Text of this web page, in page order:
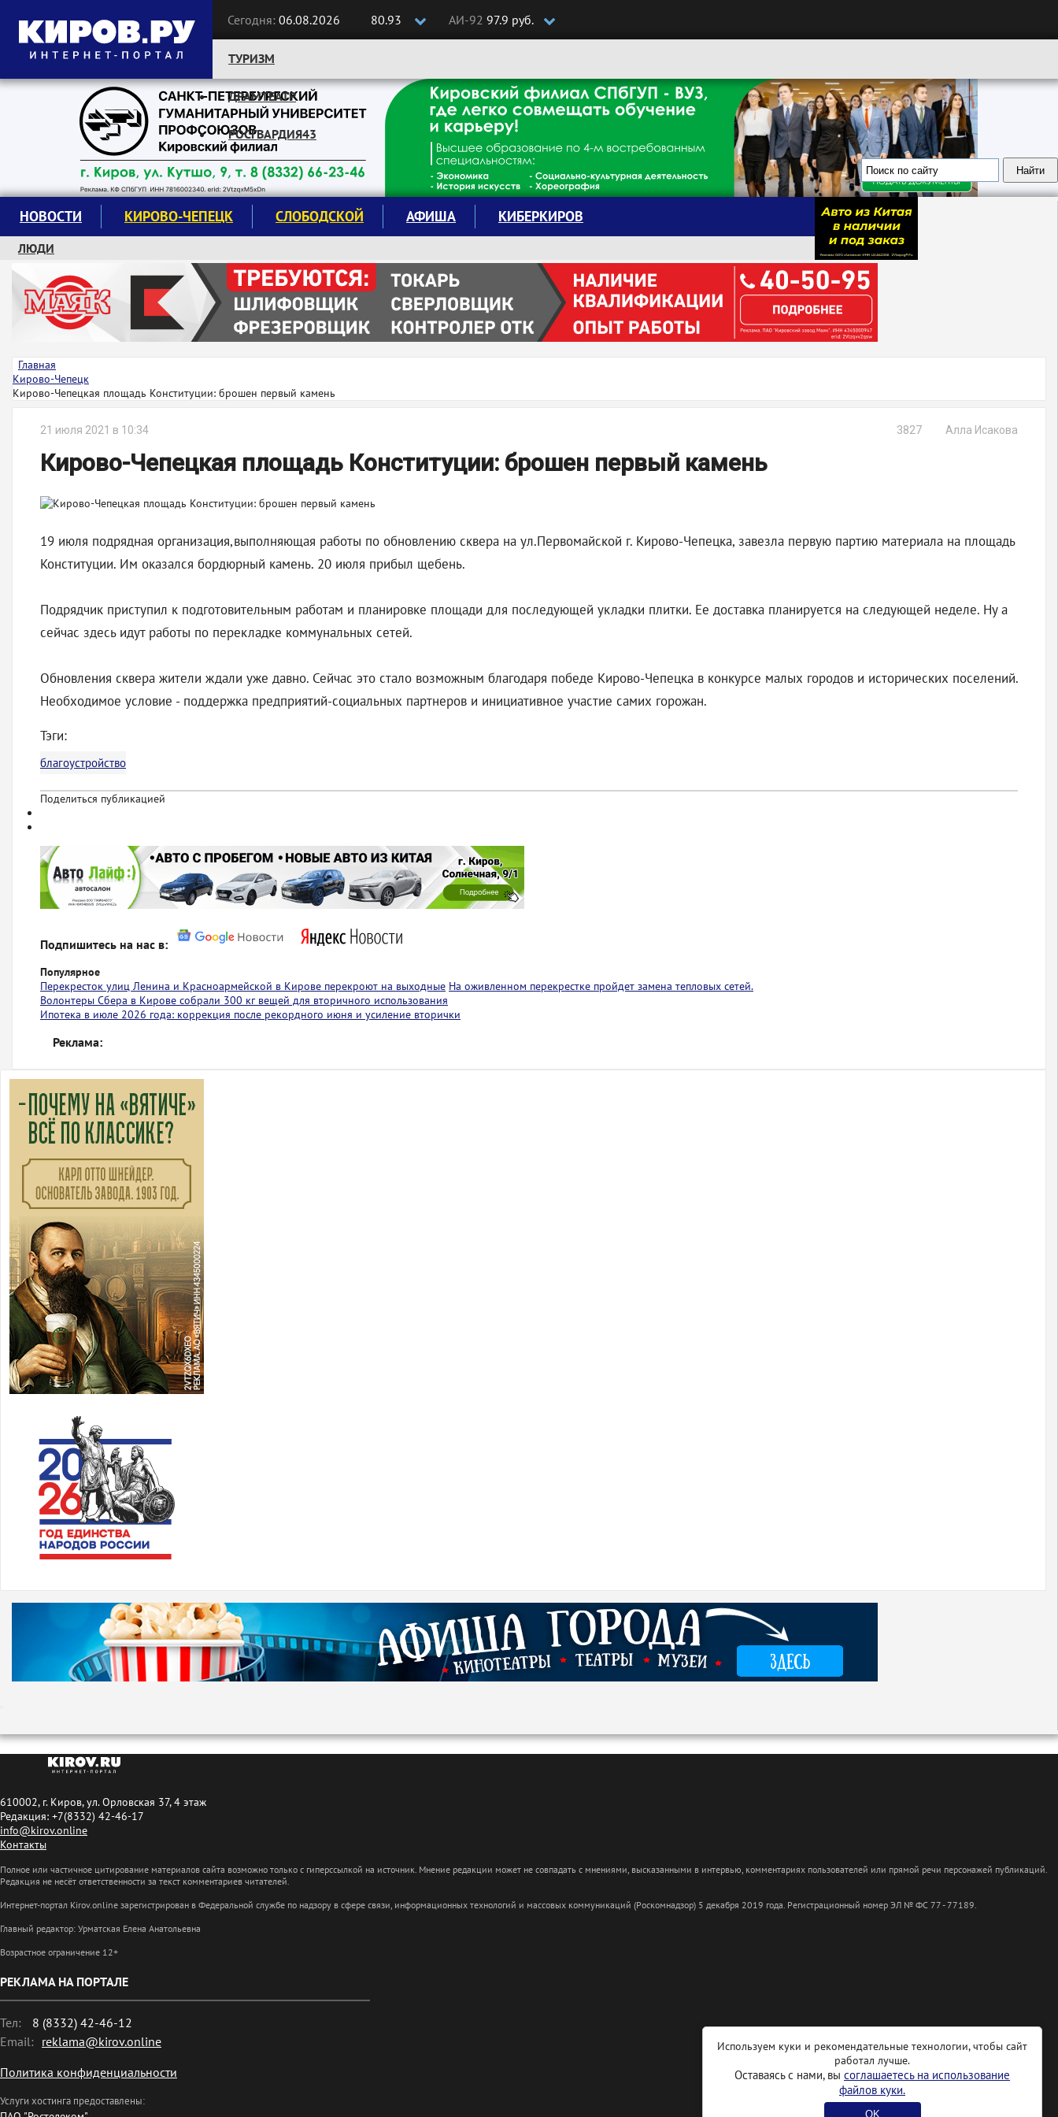
Сегодня: 06.08.2026 80.93 АИ-92 97.9 руб.
Следите за новостями:
ТУРИЗМ
ДРАМТЕАТР
РОСГВАРДИЯ43
НОВОСТИ КИРОВО-ЧЕПЕЦК СЛОБОДСКОЙ АФИША КИБЕРКИРОВ
ЛЮДИ
КРУЖКИ И СЕКЦИИ
ЗАВОДУ "МАЯК" 85 ЛЕТ
ЭКОЛОГИЯ
Главная
Кирово-Чепецк
Кирово-Чепецкая площадь Конституции: брошен первый камень
21 июля 2021 в 10:34 Алла Исакова
3827
Кирово-Чепецкая площадь Конституции: брошен первый камень
19 июля подрядная организация,выполняющая работы по обновлению сквера на ул.Первомайской г. Кирово-Чепецка, завезла первую партию материала на площадь
Конституции. Им оказался бордюрный камень. 20 июля прибыл щебень.
Подрядчик приступил к подготовительным работам и планировке площади для последующей укладки плитки. Ее доставка планируется на следующей неделе. Ну а
сейчас здесь идут работы по перекладке коммунальных сетей.
Обновления сквера жители ждали уже давно. Сейчас это стало возможным благодаря победе Кирово-Чепецка в конкурсе малых городов и исторических поселений.
Необходимое условие - поддержка предприятий-социальных партнеров и инициативное участие самих горожан.
Тэги:
благоустройство
Поделиться публикацией
Подпишитесь на нас в:
Популярное
Перекресток улиц Ленина и Красноармейской в Кирове перекроют на выходные На оживленном перекрестке пройдет замена тепловых сетей.
Волонтеры Сбера в Кирове собрали 300 кг вещей для вторичного использования
Ипотека в июле 2026 года: коррекция после рекордного июня и усиление вторички
Реклама:
610002, г. Киров, ул. Орловская 37, 4 этаж
Редакция: +7(8332) 42-46-17
info@kirov.online
Контакты
Полное или частичное цитирование материалов сайта возможно только с гиперссылкой на источник. Мнение редакции может не совпадать с мнениями, высказанными в интервью, комментариях пользователей или прямой речи персонажей публикаций.
Редакция не несёт ответственности за текст комментариев читателей.
Интернет-портал Kirov.online зарегистрирован в Федеральной службе по надзору в сфере связи, информационных технологий и массовых коммуникаций (Роскомнадзор) 5 декабря 2019 года. Регистрационный номер ЭЛ № ФС 77 - 77189.
Главный редактор: Урматская Елена Анатольевна
Возрастное ограничение 12+
РЕКЛАМА НА ПОРТАЛЕ
Тел:
8 (8332) 42-46-12
Email: reklama@kirov.online
Политика конфиденциальности
Услуги хостинга предоставлены:
Используем куки и рекомендательные технологии, чтобы сайт
работал лучше.
Оставаясь с нами, вы соглашаетесь на использование
файлов куки.
OK